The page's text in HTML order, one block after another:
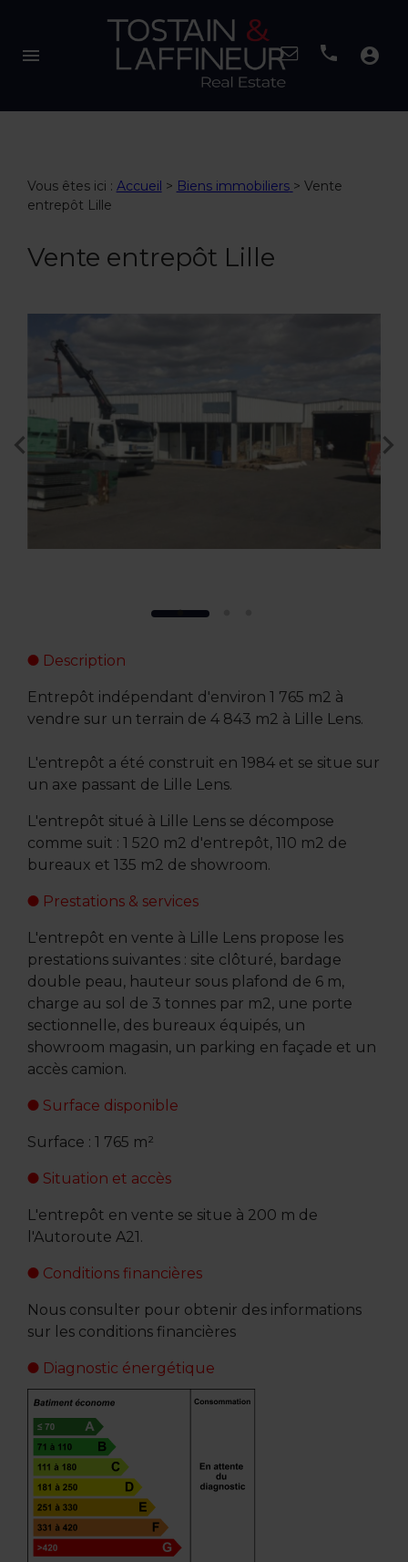
menu account_circle
Vous êtes ici : Accueil > Biens immobiliers > Vente
entrepôt Lille
Vente entrepôt Lille
Description
Entrepôt indépendant d'environ 1 765 m2 à
vendre sur un terrain de 4 843 m2 à Lille Lens.
L'entrepôt a été construit en 1984 et se situe sur
un axe passant de Lille Lens.
L'entrepôt situé à Lille Lens se décompose
comme suit : 1 520 m2 d'entrepôt, 110 m2 de
bureaux et 135 m2 de showroom.
Prestations & services
L'entrepôt en vente à Lille Lens propose les
prestations suivantes : site clôturé, bardage
double peau, hauteur sous plafond de 6 m,
charge au sol de 3 tonnes par m2, une porte
sectionnelle, des bureaux équipés, un
showroom magasin, un parking en façade et un
accès camion.
Surface disponible
Surface : 1 765 m²
Situation et accès
L'entrepôt en vente se situe à 200 m de
l'Autoroute A21.
Conditions financières
Nous consulter pour obtenir des informations
sur les conditions financières
Diagnostic énergétique